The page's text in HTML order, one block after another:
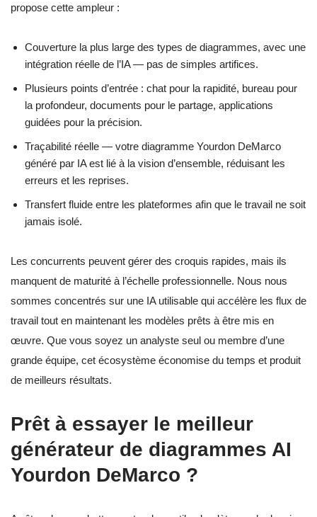
propose cette ampleur :
Couverture la plus large des types de diagrammes, avec une
intégration réelle de l’IA — pas de simples artifices.
Plusieurs points d’entrée : chat pour la rapidité, bureau pour
la profondeur, documents pour le partage, applications
guidées pour la précision.
Traçabilité réelle — votre diagramme Yourdon DeMarco
généré par IA est lié à la vision d’ensemble, réduisant les
erreurs et les reprises.
Transfert fluide entre les plateformes afin que le travail ne soit
jamais isolé.
Les concurrents peuvent gérer des croquis rapides, mais ils
manquent de maturité à l’échelle professionnelle. Nous nous
sommes concentrés sur une IA utilisable qui accélère les flux de
travail tout en maintenant les modèles prêts à être mis en
œuvre. Que vous soyez un analyste seul ou membre d’une
grande équipe, cet écosystème économise du temps et produit
de meilleurs résultats.
Prêt à essayer le meilleur
générateur de diagrammes AI
Yourdon DeMarco ?